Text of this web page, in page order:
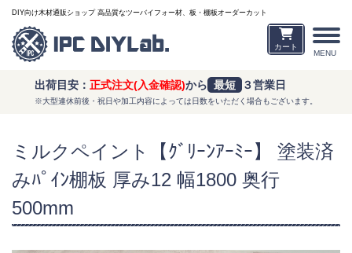
MENU
DIY向け木材通販ショップ 高品質なツーバイフォー材、板・棚板オーダーカット
カート
出荷目安： 正式注文(入金確認)から 最短 ３営業日
※大型連休前後・祝日や加工内容によっては日数をいただく場合もございます。
ミルクペイント【ｸﾞﾘｰﾝｱｰﾐｰ】 塗装済
みﾊﾟｲﾝ棚板 厚み12 幅1800 奥行
500mm